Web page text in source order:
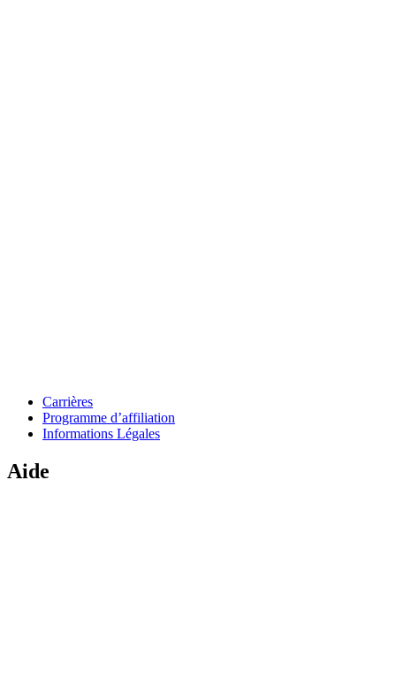
Carrières
Programme d’affiliation
Informations Légales
Aide